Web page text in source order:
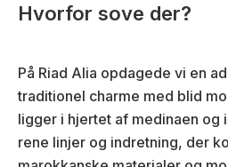
Hvorfor sove der?
På Riad Alia opdagede vi en
traditionel charme med blid
ligger i hjertet af medinaen og
rene linjer og indretning, der